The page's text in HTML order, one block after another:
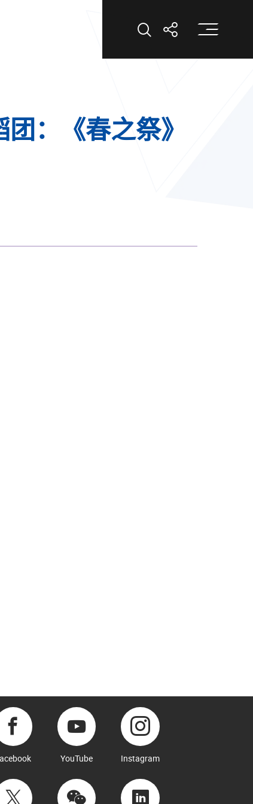
打开搜索打开分享打
：《春之祭》
YouTube Instagram